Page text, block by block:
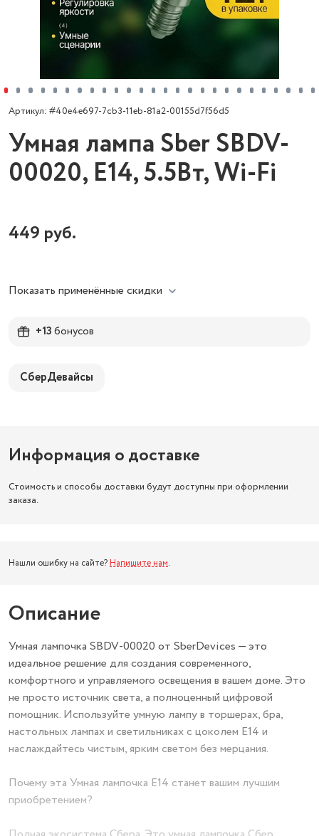
Артикул: #40e4e697-7cb3-11eb-81a2-00155d7f56d5
Умная лампа Sber SBDV-
00020, Е14, 5.5Вт, Wi-Fi
449 руб.
Показать применённые скидки
+13бонусов
СберДевайсы
Информация о доставке
Стоимость и способы доставки будут доступны при оформлении
заказа.
Нашли ошибку на сайте? Напишите нам.
Описание
Умная лампочка SBDV-00020 от SberDevices — это
идеальное решение для создания современного,
комфортного и управляемого освещения в вашем доме. Это
не просто источник света, а полноценный цифровой
помощник. Используйте умную лампу в торшерах, бра,
настольных лампах и светильниках с цоколем E14 и
наслаждайтесь чистым, ярким светом без мерцания.
Почему эта Умная лампочка E14 станет вашим лучшим
приобретением?